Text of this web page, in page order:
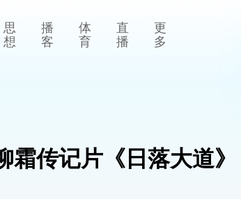
思
想
播
客
体
育
直
播
更
多
传记片《日落大道》